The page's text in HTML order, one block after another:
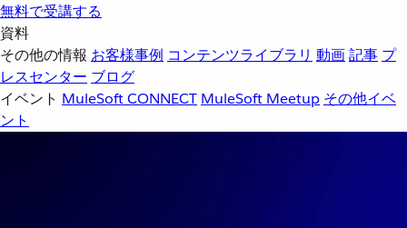
無料で受講する
資料
その他の情報 お客様事例 コンテンツライブラリ 動画記事 プ
レスセンター ブログ
イベント MuleSoft CONNECT MuleSoft Meetup その他イベ
ント